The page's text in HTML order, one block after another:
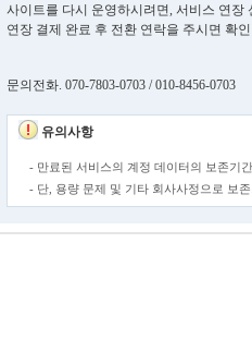
사이트를 다시 운영하시려면, 서비스 연장
연장 결제 완료 후 전환 연락을 주시면 확
문의전화. 070-7803-0703 / 010-8456-0703
유의사항
- 만료된 서비스의 계정 데이터의 보존기
- 단, 용량 문제 및 기타 회사사정으로 보